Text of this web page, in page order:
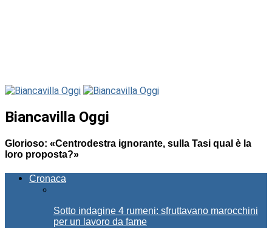
Biancavilla Oggi
Glorioso: «Centrodestra ignorante, sulla Tasi qual è la
loro proposta?»
Cronaca
Sotto indagine 4 rumeni: sfruttavano marocchini
per un lavoro da fame